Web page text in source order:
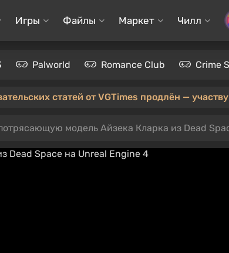
Игры Файлы Маркет Чилл
Palworld Romance Club Crime
статей от VGTimes продлён —
модель Айзека Кларка из Dead